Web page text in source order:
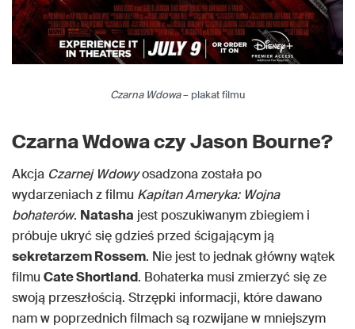
Czarna Wdowa– plakat filmu
Czarna Wdowa czy Jason Bourne?
Akcja Czarnej Wdowyosadzona została po
wydarzeniach z filmu Kapitan Ameryka: Wojna
bohaterów. Natasha jest poszukiwanym zbiegiem i
próbuje ukryć się gdzieś przed ścigającym ją
sekretarzem Rossem. Nie jest to jednak główny wątek
filmu Cate Shortland. Bohaterka musi zmierzyć się ze
swoją przeszłością. Strzępki informacji, które dawano
nam w poprzednich filmach są rozwijane w mniejszym